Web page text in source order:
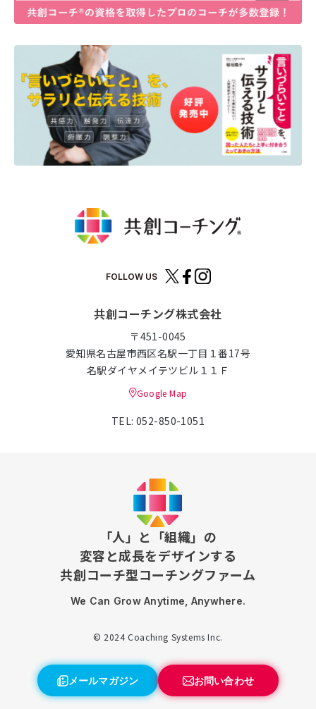
FOLLOW US
共創コーチング株式会社
〒451-0045
愛知県名古屋市西区名駅一丁目１番17号
名駅ダイヤメイテツビル１１Ｆ
Google Map
TEL: 052-850-1051
「人」と「組織」の
変容と成長をデザインする
共創コーチ型コーチングファーム
We Can Grow Anytime, Anywhere.
© 2024 Coaching Systems Inc.
メールマガジン お問い合わせ